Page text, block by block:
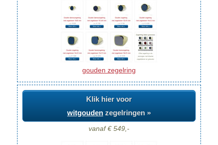
gouden zegelring
Klik hier voor
witgouden zegelringen »
vanaf € 549,-